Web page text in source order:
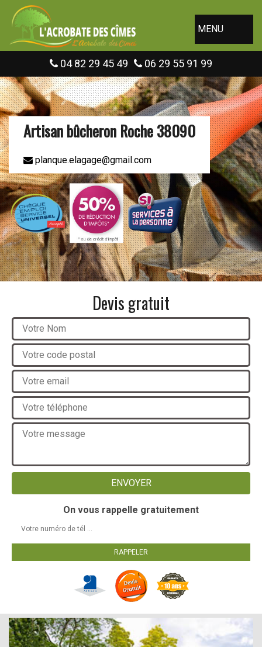
MENU
04 82 29 45 49 06 29 55 91 99
Artisan bûcheron Roche 38090
planque.elagage@gmail.com
Devis gratuit
On vous rappelle gratuitement